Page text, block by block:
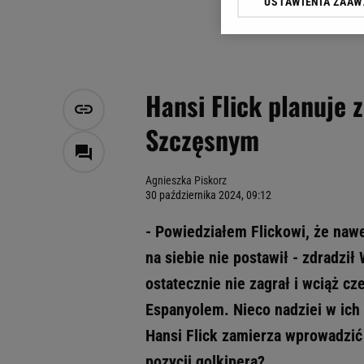
Hansi Flick planuje
Szczęsnym
Agnieszka Piskorz
30 października 2024, 09:12
- Powiedziałem Flickowi, że
na siebie nie postawił -
ostatecznie nie zagrał i wciąż
Espanyolem. Nieco nadziei w
Hansi Flick zamierza
Klikając „Akceptuję”
Zaufanych Partnerów i
My, nasi Zaufani
Przechowywanie